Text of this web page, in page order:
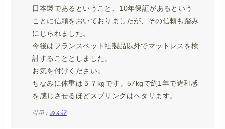
日本製であるということ、10年保証があるという
ことに信頼をおいておりましたが、その信頼も踏み
にじられました。
今後はフランスベット社製品以外でマットレスを検
討することとしました。
お気を付けください。
ちなみに体重は５７kgです。57kgで約1年で違和感
を感じさせるほどスプリングはヘタリます。
引用： みん評